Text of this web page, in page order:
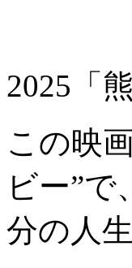
2025「
この映
ビー”
分の人